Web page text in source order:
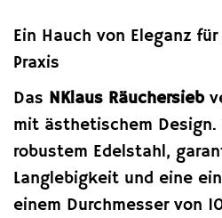
Ein Hauch von Eleganz
Praxis
Das NKlaus Räuchersieb
mit ästhetischem
robustem Edelstahl,
Langlebigkeit und eine
einem Durchmesser von